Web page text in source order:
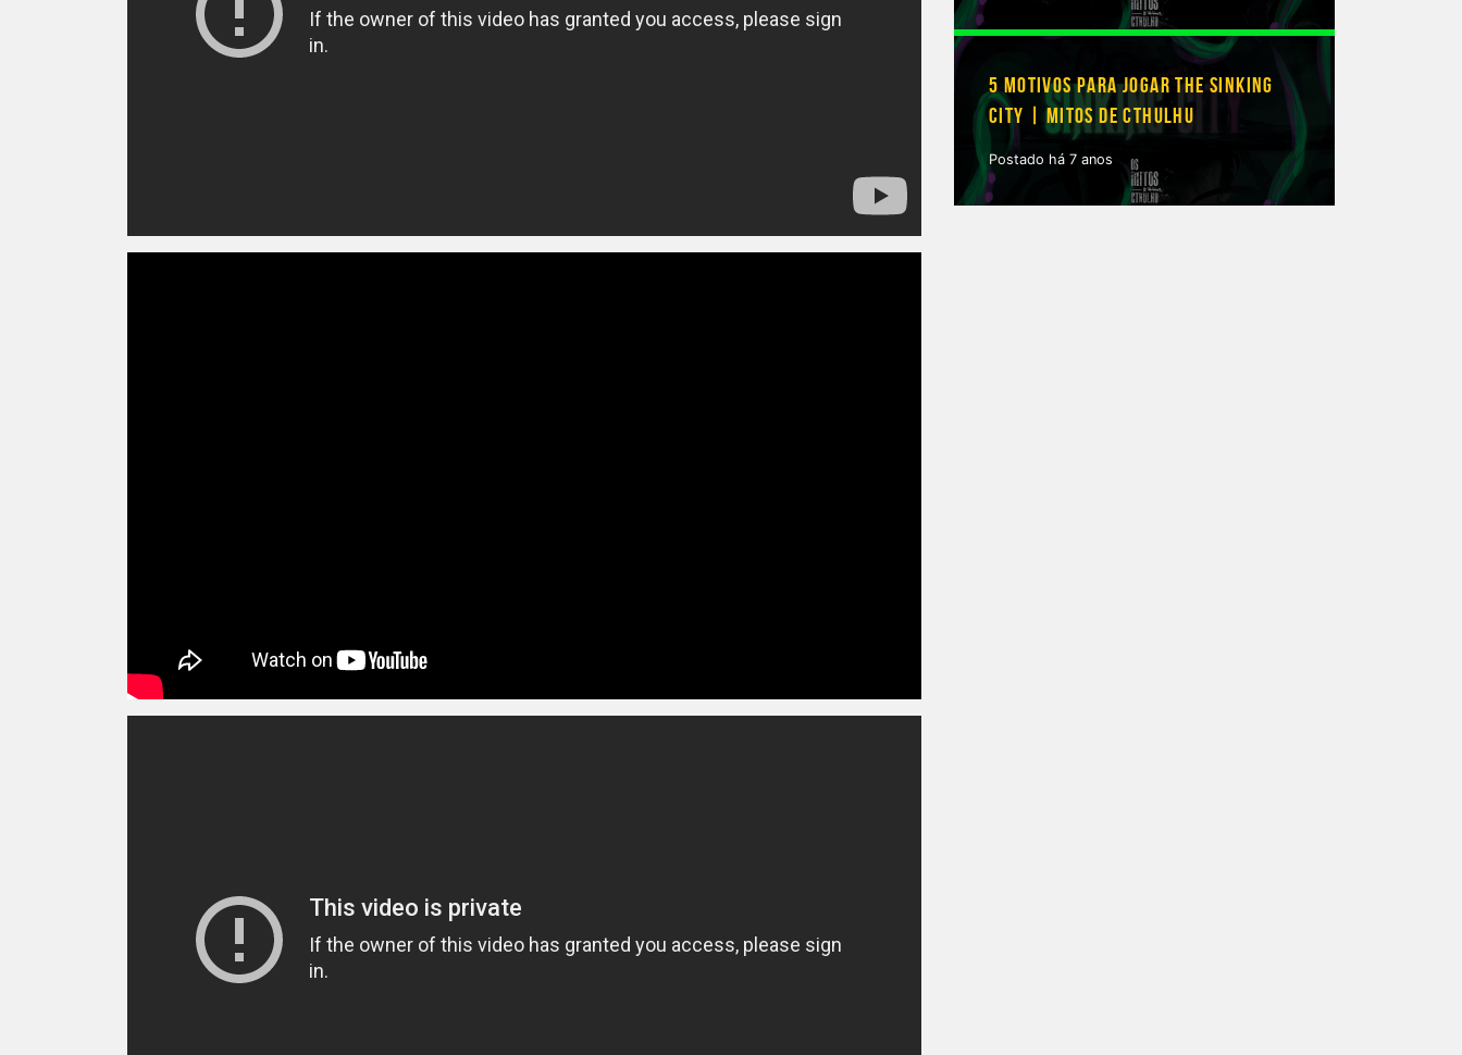
5 MOTIVOS PARA JOGAR THE SINKING
CITY | MITOS DE CTHULHU
Postado há 7 anos